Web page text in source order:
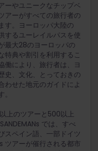
ーやユニークなチップベ
アーがすべての旅行者の
す。ヨーロッパ大陸の
するユーレイルパスを使
最大28のヨーロッパの
特典や割引を利用するこ
働により、旅行者は、ヨ
史、文化、とっておきの
わせた地元のガイドによ
上のツアーと500以上
では、すべ
スペイン語、一部ドイツ
ツアーが催行される都市